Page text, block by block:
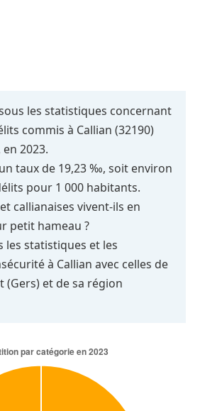
les statistiques concernant
commis à Callian (32190)
2023.
taux de 19,23 ‰, soit environ
pour 1 000 habitants.
callianaises vivent-ils en
petit hameau ?
les statistiques et les
à Callian avec celles de
et de sa région